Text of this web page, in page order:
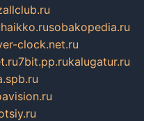
haikko.rusobakopedia.ru
clock.net.ru
7bit.pp.rukalugatur.ru